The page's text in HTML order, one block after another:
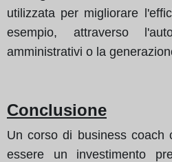
utilizzata per migliorare
esempio, attraverso
amministrativi o la
Conclusione
Un corso di business coach
essere un investimento